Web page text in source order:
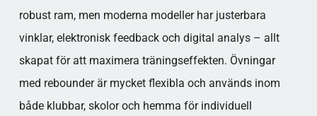
robust ram, men moderna modeller har justerbara
vinklar, elektronisk feedback och digital analys – allt
skapat för att maximera träningseffekten. Övningar
med rebounder är mycket flexibla och används inom
både klubbar, skolor och hemma för individuell